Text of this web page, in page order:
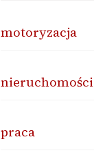
motoryzacja
nieruchomości
praca